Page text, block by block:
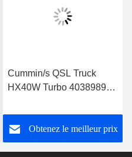
Cummin/s QSL Truck
HX40W Turbo 4038989
4046101 4089915 avec
moteur PESAGUS QSL
Obtenez le meilleur prix